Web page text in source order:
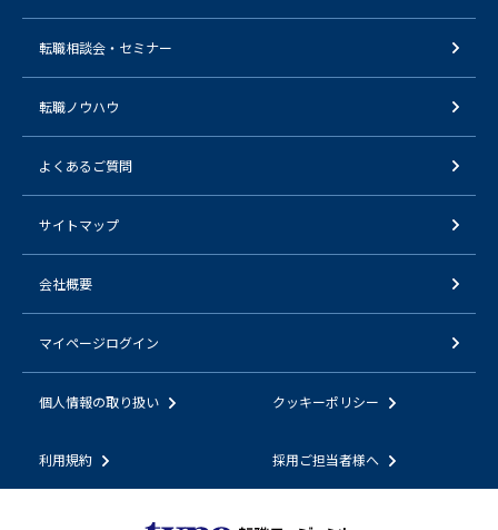
転職相談会・セミナー
転職ノウハウ
よくあるご質問
サイトマップ
会社概要
マイページログイン
個人情報の取り扱い クッキーポリシー
利用規約 採用ご担当者様へ